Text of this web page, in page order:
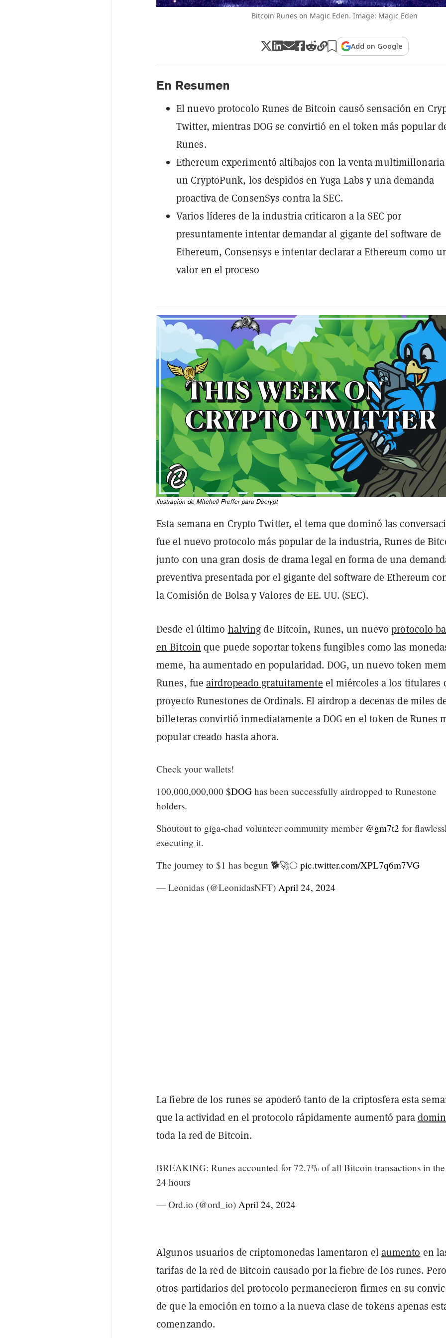
Bitcoin Runes on Magic Eden. Image: Magic Eden
Add on Google
En Resumen
El nuevo protocolo Runes de Bitcoin causó sensación en
Twitter, mientras DOG se convirtió en el token más popular
Runes.
Ethereum experimentó altibajos con la venta multimillonaria
un CryptoPunk, los despidos en Yuga Labs y una demanda
proactiva de ConsenSys contra la SEC.
Varios líderes de la industria criticaron a la SEC por
presuntamente intentar demandar al gigante del software de
Ethereum, Consensys e intentar declarar a Ethereum como
valor en el proceso
Ilustración de Mitchell Preffer para Decrypt
Esta semana en Crypto Twitter, el tema que dominó las
fue el nuevo protocolo más popular de la industria, Runes de
junto con una gran dosis de drama legal en forma de una
preventiva presentada por el gigante del software de Ethereum
la Comisión de Bolsa y Valores de EE. UU. (SEC).
Desde el último halvingde Bitcoin, Runes, un nuevoprotocolo
en Bitcoin que puede soportar tokens fungibles como las
meme, ha aumentado en popularidad. DOG, un nuevo token
Runes, fueairdropeado gratuitamente el miércoles a los titulares
proyecto Runestones de Ordinals. El airdrop a decenas de miles
billeteras convirtió inmediatamente a DOG en el token de Runes
popular creado hasta ahora.
Check your wallets!
100,000,000,000 $DOG has been successfully airdropped to Runestone
holders.
Shoutout to giga-chad volunteer community member @gm7t2 for
executing it.
The journey to $1 has begun 🐕🚀🌕 pic.twitter.com/XPL7q6m7VG
— Leonidas (@LeonidasNFT) April 24, 2024
La fiebre de los runes se apoderó tanto de la criptosfera esta
que la actividad en el protocolo rápidamente aumentó para
toda la red de Bitcoin.
BREAKING: Runes accounted for 72.7% of all Bitcoin transactions in
24 hours
— Ord.io (@ord_io) April 24, 2024
Algunos usuarios de criptomonedas lamentaron elaumento en
tarifas de la red de Bitcoin causado por la fiebre de los runes. Pero
otros partidarios del protocolo permanecieron firmes en su
de que la emoción en torno a la nueva clase de tokens apenas
comenzando.